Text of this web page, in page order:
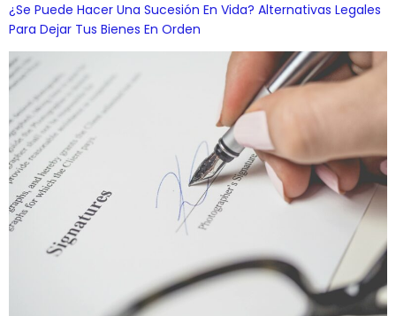
¿Se Puede Hacer Una Sucesión En Vida? Alternativas Legales
Para Dejar Tus Bienes En Orden